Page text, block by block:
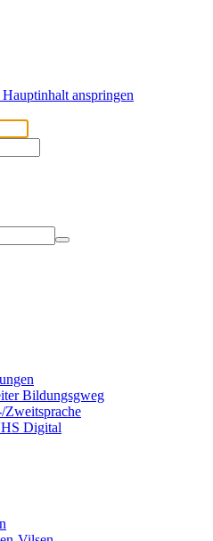
Hauptinhalt anspringen
Bildungsgweg
Zweitsprache
Digital